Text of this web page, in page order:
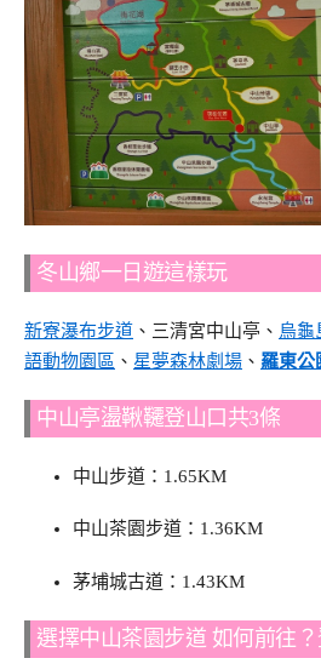
冬山鄉一日遊這樣玩
新寮瀑布步道 、三清宮中山亭、 烏龜
語動物園區 、 星夢森林劇場 、 羅東公
中山亭盪鞦韆登山口共3條
中山步道：1.65KM
中山茶園步道：1.36KM
茅埔城古道：1.43KM
選擇中山茶園步道 如何前往